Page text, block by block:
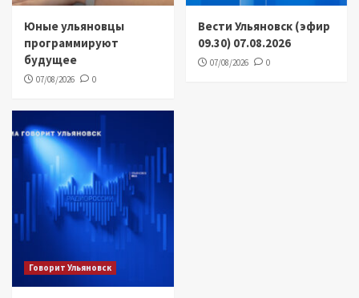
Юные ульяновцы
программируют
будущее
07/08/2026 0
Вести Ульяновск (эфир
09.30) 07.08.2026
07/08/2026 0
Говорит Ульяновск